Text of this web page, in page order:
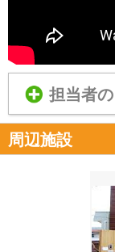
担当者
周辺施設